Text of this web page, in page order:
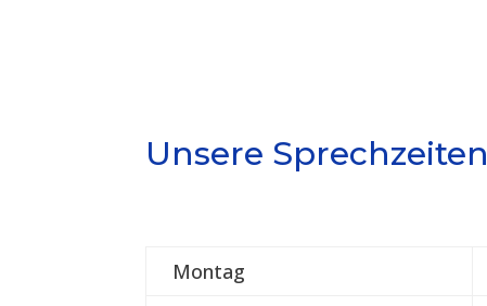
Unsere Sprechzeiten
Montag